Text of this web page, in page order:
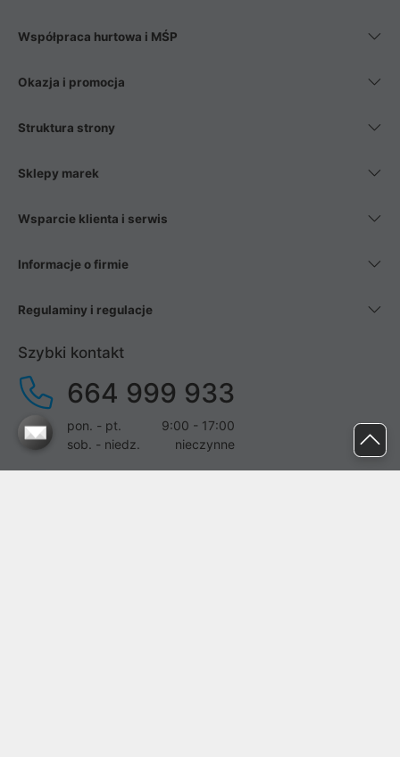
Współpraca hurtowa i MŚP
Okazja i promocja
Struktura strony
Sklepy marek
Wsparcie klienta i serwis
Informacje o firmie
Regulaminy i regulacje
Szybki kontakt
664 999 933
pon. - pt.
9:00 - 17:00
sob. - niedz.
nieczynne